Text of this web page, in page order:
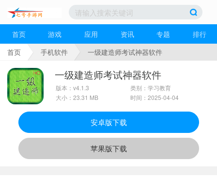
首页 游戏 应用 资讯 专题
排行
首页
手机软件 一级建造师考试神器软件
一级建造师考试神器软件
版本：v4.1.3
大小：23.31 MB
类别：学习教育
时间：2025-04-04
安卓版下载
苹果版下载